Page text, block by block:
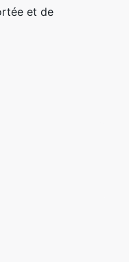
et de